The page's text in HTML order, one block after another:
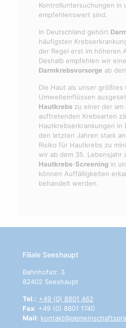
Kontrolluntersuchungen in
empfehlenswert sind.
In Deutschland gehört
häufigsten
der Regel erst im höheren
Deshalb empfehlen wir
Darmkrebsvorsorge ab
Die Haut als unser größtes
Umwelteinflüssen
Hautkrebs zu einer der am
auftretenden Krebsarten
Hautkrebserkrankungen in
den letzten Jahren stark
Risiko für Hautkrebs zu
wir ab dem 35. Lebensjahr
Hautkrebs-Screening in
können Auffälligkeiten
behandelt werden.
Filiale Seeshaupt
Bahnhofstr. 3
82402 Seeshaupt
Tel.: +49 (0) 8801 462
Fax: +49 (0) 8801 1740
Mail: